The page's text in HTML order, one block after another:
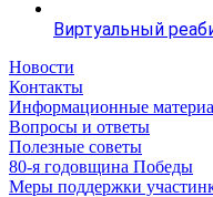
Виртуальный
Новости
Контакты
Информационные
Вопросы и ответы
Полезные советы
80-я годовщина Победы
Меры поддержки